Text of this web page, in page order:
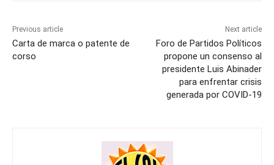
Previous article
Carta de marca o patente de
corso
Next article
Foro de Partidos Políticos
propone un consenso al
presidente Luis Abinader
para enfrentar crisis
generada por COVID-19